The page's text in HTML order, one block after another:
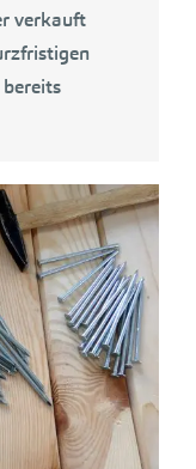
verkauft